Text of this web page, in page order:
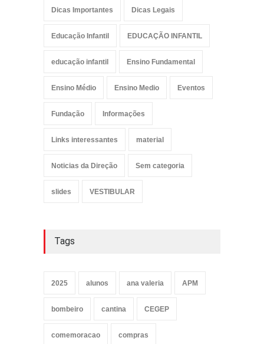
Dicas Importantes Dicas Legais
Educação Infantil EDUCAÇÃO INFANTIL
educação infantil Ensino Fundamental
Ensino Médio Ensino Medio Eventos
Fundação Informações
Links interessantes material
Noticias da Direção Sem categoria
slides VESTIBULAR
Tags
2025 alunos ana valeria APM
bombeiro cantina CEGEP
comemoracao compras